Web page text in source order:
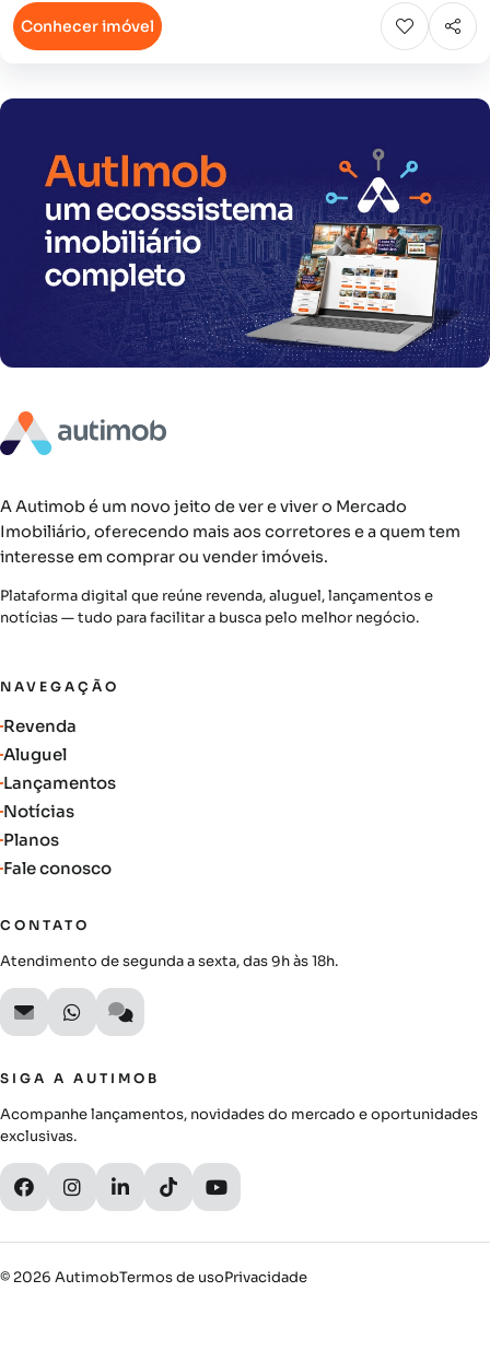
Conhecer imóvel
A Autimob é um novo jeito de ver e viver o Mercado
Imobiliário, oferecendo mais aos corretores e a quem tem
interesse em comprar ou vender imóveis.
Plataforma digital que reúne revenda, aluguel, lançamentos e
notícias — tudo para facilitar a busca pelo melhor negócio.
NAVEGAÇÃO
Revenda
Aluguel
Lançamentos
Notícias
Planos
Fale conosco
CONTATO
Atendimento de segunda a sexta, das 9h às 18h.
SIGA A AUTIMOB
Acompanhe lançamentos, novidades do mercado e oportunidades
exclusivas.
© 2026 AutimobTermos de usoPrivacidade